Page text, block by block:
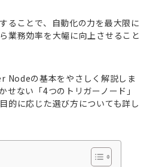
ることで、自動化の力を最大限に
業務効率を大幅に向上させること
の基本をやさしく解説しま
せない「4つのトリガーノード」
的に応じた選び方についても詳し